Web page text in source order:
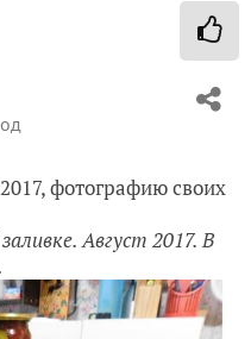
фотографию своих
Август 2017. В